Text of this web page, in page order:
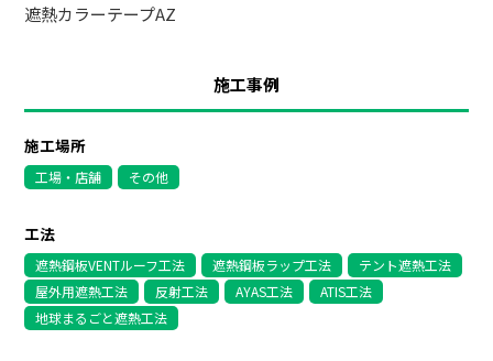
遮熱カラーテープAZ
施工事例
施工場所
工場・店舗 その他
工法
遮熱鋼板VENTルーフ工法 遮熱鋼板ラップ工法
テント遮熱工法
屋外用遮熱工法
反射工法 AYAS工法
ATIS工法
地球まるごと遮熱工法